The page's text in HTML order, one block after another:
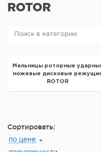
ROTOR
Мельницы роторные
ножевые дисковые
ROTOR
Сортировать:
по цене